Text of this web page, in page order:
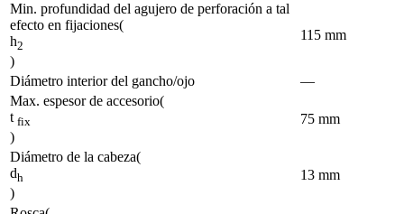
Min. profundidad del agujero de perforación a tal
efecto en fijaciones(
h2
)
115 mm
Diámetro interior del gancho/ojo
—
Max. espesor de accesorio(
t fix
)
75 mm
Diámetro de la cabeza(
dh
)
13 mm